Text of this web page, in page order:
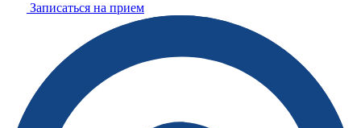
Записаться на прием